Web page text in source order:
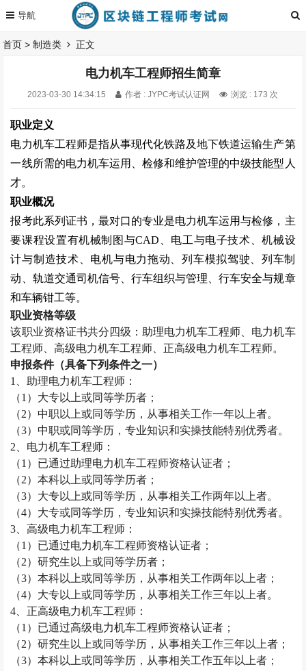
首页 >制造类 正文
电力机车工程师招生简章
2023-03-30 14:34:15 作者 : JYPC考试认证网 浏览 : 173 次
职业定义
电力机车工程师是指从事现代化铁路及地下铁道运输生产第
一线所需的电力机车运用、检修和维护管理的中级技能型人
才。
职业概况
报考此系列证书，最对口的专业是电力机车运用与检修，主
要课程设置有机械制图与CAD 、电工与电子技术、机械设
计与制造技术、电机与电力拖动、列车模拟驾驶、列车制
动、轨道交通司机信号、行车组织与管理、行车安全与规章
和车辆钳工等。
职业资格等级
该职业资格证书共分四级：助理电力机车工程师、电力机车
工程师、高级电力机车工程师、正高级电力机车工程师。
申报条件（具备下列条件之一）
1
、助理电力机车工程师：
（1 ）大专以上或同等学历者；
（2）中职以上或同等学历，从事相关工作一年以上者。
（3）中职或同等学历，专业知识和实操技能特别优秀者。
2 、电力机车工程师：
（1 ）已通过助理电力机车工程师资格认证者；
（2）本科以上或同等学历者；
（3）大专以上或同等学历，从事相关工作两年以上者。
（4）大专或同等学历，专业知识和实操技能特别优秀者。
3 、高级电力机车工程师：
（1 ）已通过电力机车工程师资格认证者；
（2）研究生以上或同等学历者；
（3）本科以上或同等学历，从事相关工作两年以上者；
（4）大专以上或同等学历，从事相关工作三年以上者。
4 、正高级电力机车工程师：
（1 ）已通过高级电力机车工程师资格认证者；
（2）研究生以上或同等学历，从事相关工作三年以上者；
（3）本科以上或同等学历，从事相关工作五年以上者；